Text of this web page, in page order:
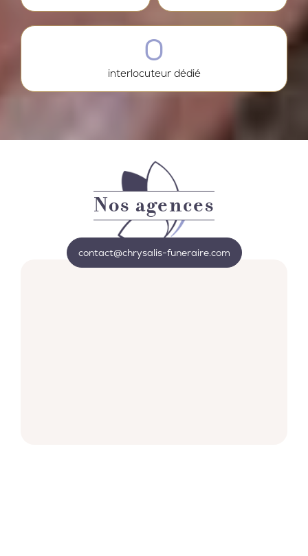
0
interlocuteur dédié
Nos agences
contact@chrysalis-funeraire.com